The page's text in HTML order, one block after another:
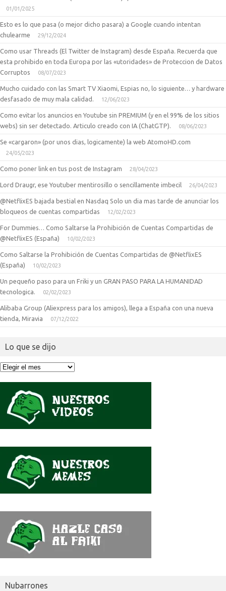
01/01/2025
Esto es lo que pasa (o mejor dicho pasara) a Google cuando intentan
chulearme
29/12/2024
Como usar Threads (El Twitter de Instagram) desde España. Recuerda que
esta prohibido en toda Europa por las «utoridades» de Proteccion de Datos
Corruptos
08/07/2023
Mucho cuidado con las Smart TV Xiaomi, Espias no, lo siguiente… y hardware
desfasado de muy mala calidad.
12/06/2023
Como evitar los anuncios en Youtube sin PREMIUM (y en el 99% de los sitios
webs) sin ser detectado. Articulo creado con IA (ChatGTP).
08/06/2023
Se «cargaron» (por unos dias, logicamente) la web AtomoHD.com
24/05/2023
Como poner link en tus post de Instagram 28/04/2023
Lord Draugr, ese Youtuber mentirosillo o sencillamente imbecil 26/04/2023
@NetflixES bajada bestial en Nasdaq Solo un dia mas tarde de anunciar los
bloqueos de cuentas compartidas
12/02/2023
For Dummies… Como Saltarse la Prohibición de Cuentas Compartidas de
@NetflixES (España)
10/02/2023
Como Saltarse la Prohibición de Cuentas Compartidas de @NetflixES
(España)
10/02/2023
Un pequeño paso para un Friki y un GRAN PASO PARA LA HUMANIDAD
tecnologica.
02/02/2023
Alibaba Group (Aliexpress para los amigos), llega a España con una nueva
tienda, Miravia
07/12/2022
Lo que se dijo
Lo
Nubarrones